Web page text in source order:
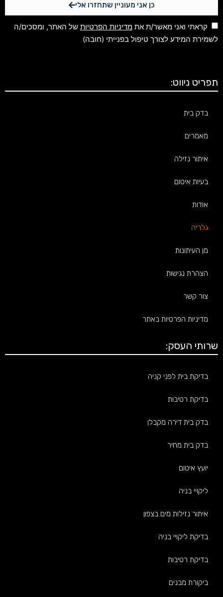
כן אני מעוניין שתחזרו אלי
קראתי ואני מאשר/ת את מדיניות הפרטיות של האתר, ומסכים/ה
לשמירת המידע לצורך טיפול בפנייתי (חובה)
תפריט ניווט:
בדק בית
מאמרים
איתור נזילה
בעיות איטום
אודות
גלריה
מן העיתונות
הצהרת נגישות
צור קשר
מדיניות הפרטיות באתר
שרותי העסק:
בדיקת בית לפני קניה
בדיקת רטיבות
בדק בית דירה מקבלן
בדק בית מחיר
יועץ איטום
ליקויי בניה
איתור נזילות מים בצפון
בדיקת ליקויי בניה
בדיקת רטיבות
ביקורת מבנים